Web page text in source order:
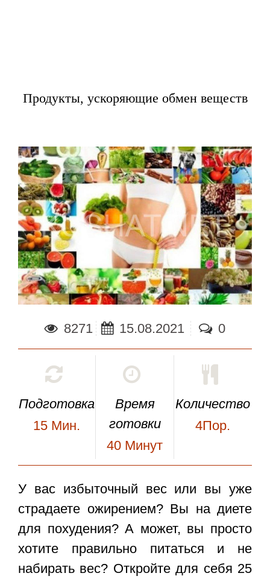
Продукты, ускоряющие обмен веществ
8271 15.08.2021 0
Подготовка
15 Мин.
Время
готовки
40 Минут
Количество
4Пор.
У вас избыточный вес или вы уже
страдаете ожирением? Вы на диете
для похудения? А может, вы просто
хотите правильно питаться и не
набирать вес? Откройте для себя 25